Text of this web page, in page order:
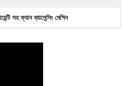
সহ ফ্যান ব্যালেন্সিং মেশিন